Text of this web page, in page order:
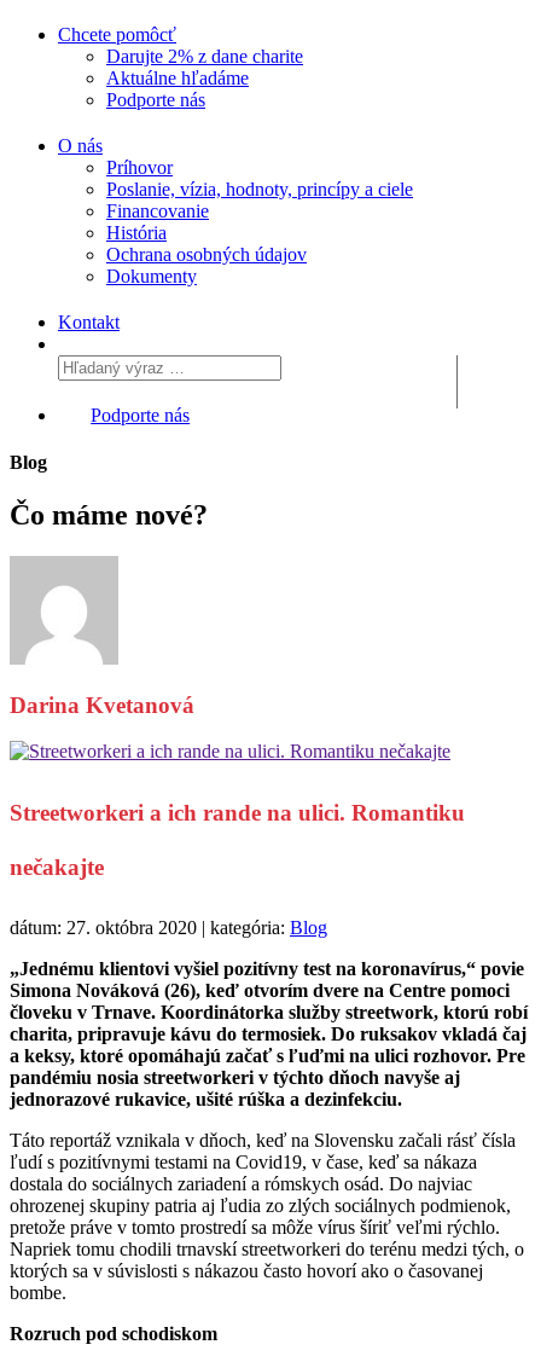
Chcete pomôcť
Darujte 2% z dane charite
Aktuálne hľadáme
Podporte nás
O nás
Príhovor
Poslanie, vízia, hodnoty, princípy a ciele
Financovanie
História
Ochrana osobných údajov
Dokumenty
Kontakt
Podporte nás
Blog
Čo máme nové?
Darina Kvetanová
Streetworkeri a ich rande na ulici. Romantiku
nečakajte
dátum: 27. októbra 2020 | kategória: Blog
„Jednému klientovi vyšiel pozitívny test na koronavírus,“ povie
Simona Nováková (26), keď otvorím dvere na Centre pomoci
človeku v Trnave. Koordinátorka služby streetwork, ktorú robí
charita, pripravuje kávu do termosiek. Do ruksakov vkladá čaj
a keksy, ktoré opomáhajú začať s ľuďmi na ulici rozhovor. Pre
pandémiu nosia streetworkeri v týchto dňoch navyše aj
jednorazové rukavice, ušité rúška a dezinfekciu.
Táto reportáž vznikala v dňoch, keď na Slovensku začali rásť čísla
ľudí s pozitívnymi testami na Covid19, v čase, keď sa nákaza
dostala do sociálnych zariadení a rómskych osád. Do najviac
ohrozenej skupiny patria aj ľudia zo zlých sociálnych podmienok,
pretože práve v tomto prostredí sa môže vírus šíriť veľmi rýchlo.
Napriek tomu chodili trnavskí streetworkeri do terénu medzi tých, o
ktorých sa v súvislosti s nákazou často hovorí ako o časovanej
bombe.
Rozruch pod schodiskom